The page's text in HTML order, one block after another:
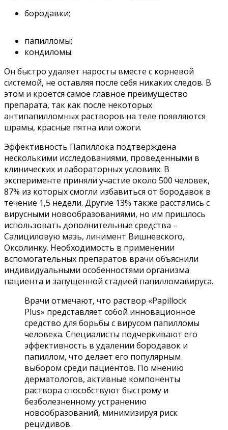
бородавки;
папилломы;
кондиломы.
Он быстро удаляет наросты вместе с корневой
системой, не оставляя после себя никаких следов. В
этом и кроется самое главное преимущество
препарата, так как после некоторых
антипапилломных растворов на теле появляются
шрамы, красные пятна или ожоги.
Эффективность Папиллока подтверждена
несколькими исследованиями, проведенными в
клинических и лабораторных условиях. В
эксперименте приняли участие около 500 человек,
87% из которых смогли избавиться от бородавок в
течение 1,5 недели. Другие 13% также расстались с
вирусными новообразованиями, но им пришлось
использовать дополнительные средства –
Салициловую мазь, линимент Вишневского,
Оксолинку. Необходимость в применении
вспомогательных препаратов врачи объяснили
индивидуальными особенностями организма
пациента и запущенной стадией папилломавируса.
Врачи отмечают, что раствор «Papillock
Plus» представляет собой инновационное
средство для борьбы с вирусом папилломы
человека. Специалисты подчеркивают его
эффективность в удалении бородавок и
папиллом, что делает его популярным
выбором среди пациентов. По мнению
дерматологов, активные компоненты
раствора способствуют быстрому и
безболезненному устранению
новообразований, минимизируя риск
рецидивов.